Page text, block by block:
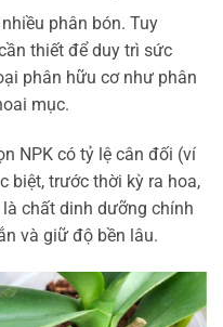
phân bón. Tuy
thiết để duy trì sức
phân hữu cơ như phân
mục.
NPK có tỷ lệ cân đối (ví
biệt, trước thời kỳ ra hoa,
chất dinh dưỡng chính
và giữ độ bền lâu.